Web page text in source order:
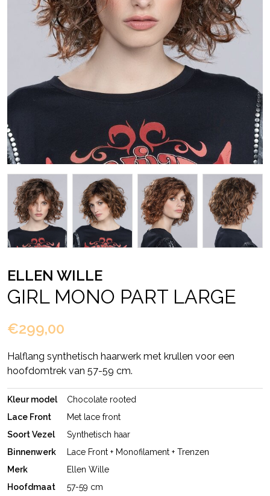
ELLEN WILLE
GIRL MONO PART LARGE
€299,00
Halflang synthetisch haarwerk met krullen voor een
hoofdomtrek van 57-59 cm.
Kleur model
Chocolate rooted
Lace Front
Met lace front
Soort Vezel
Synthetisch haar
Binnenwerk
Lace Front + Monofilament + Trenzen
Merk
Ellen Wille
Hoofdmaat
57-59 cm